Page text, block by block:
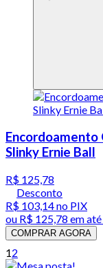
Encordoamento
Slinky Ernie Ball
R$ 125,78
Desconto
R$ 103,14no PIX
ou R$ 125,78 em até
COMPRAR AGORA
12